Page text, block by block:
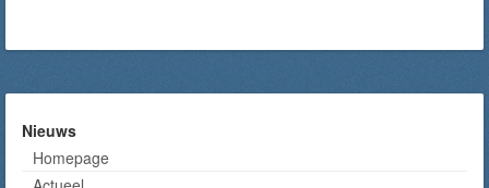
Nieuws
Homepage